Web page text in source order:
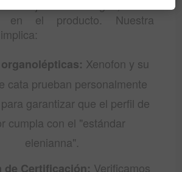
en el producto. Nuestra
Xenofon y su
cata prueban personalmente
garantizar que el perfil de
cumpla con el "estándar
elenianna".
de Certificación: Verificamos